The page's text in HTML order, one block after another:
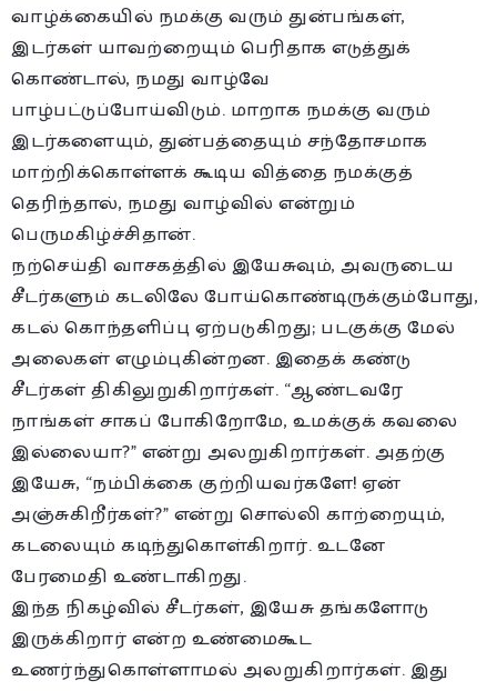
வாழ்க்கையில் நமக்கு வரும் துன்பங்கள்,
இடர்கள் யாவற்றையும் பெரிதாக எடுத்துக்
கொண்டால், நமது வாழ்வே
பாழ்பட்டுப்போய்விடும். மாறாக நமக்கு வரும்
இடர்களையும், துன்பத்தையும் சந்தோசமாக
மாற்றிக்கொள்ளக் கூடிய வித்தை நமக்குத்
தெரிந்தால், நமது வாழ்வில் என்றும்
பெருமகிழ்ச்சிதான்.
நற்செய்தி வாசகத்தில் இயேசுவும், அவருடைய
சீடர்களும் கடலிலே போய்கொண்டிருக்கும்போது,
கடல் கொந்தளிப்பு ஏற்படுகிறது; படகுக்கு மேல்
அலைகள் எழும்புகின்றன. இதைக் கண்டு
சீடர்கள் திகிலுறுகிறார்கள். “ஆண்டவரே
நாங்கள் சாகப் போகிறோமே, உமக்குக் கவலை
இல்லையா?” என்று அலறுகிறார்கள். அதற்கு
இயேசு, “நம்பிக்கை குற்றியவர்களே! ஏன்
அஞ்சுகிறீர்கள்?” என்று சொல்லி காற்றையும்,
கடலையும் கடிந்துகொள்கிறார். உடனே
பேரமைதி உண்டாகிறது.
இந்த நிகழ்வில் சீடர்கள், இயேசு தங்களோடு
இருக்கிறார் என்ற உண்மைகூட
உணர்ந்துகொள்ளாமல் அலறுகிறார்கள். இது